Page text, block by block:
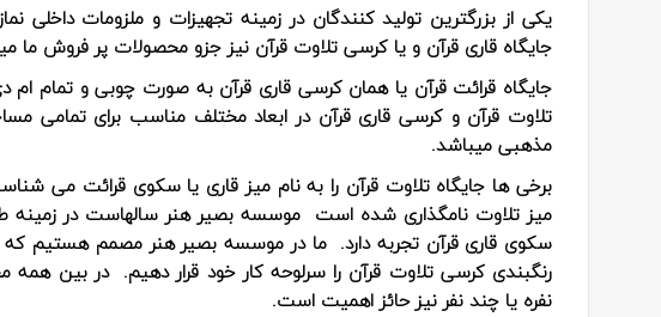
یکی از بزرگترین تولید کنندگان در زمینه تجهیزات و ملزومات داخلی
جایگاه قاری قرآن و یا کرسی تلاوت قرآن نیز جزو محصولات پر فروش ما
جایگاه قرائت قرآن یا همان کرسی قاری قرآن به صورت چوبی و تمام
تلاوت قرآن و کرسی قاری قرآن در ابعاد مختلف مناسب برای تمامی
مذهبی میباشد.
برخی ها جایگاه تلاوت قرآن را به نام میز قاری یا سکوی قرائت می
میز تلاوت نامگذاری شده است موسسه بصیر هنر سالهاست در زمینه
سکوی قاری قرآن تجربه دارد. ما در موسسه بصیر هنر مصمم هستیم که
رنگبندی کرسی تلاوت قرآن را سرلوحه کار خود قرار دهیم. در بین
نفره یا چند نفر نیز حائز اهمیت است.